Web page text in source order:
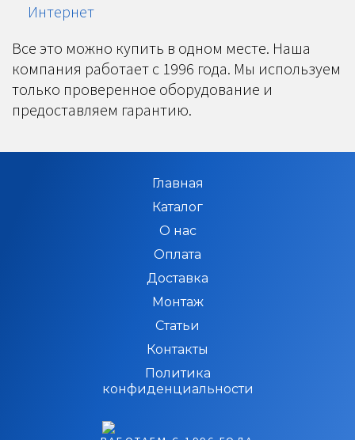
Интернет
Все это можно купить в одном месте. Наша
компания работает с 1996 года. Мы используем
только проверенное оборудование и
предоставляем гарантию.
Главная
Каталог
О нас
Оплата
Доставка
Монтаж
Статьи
Контакты
Политика
конфиденциальности